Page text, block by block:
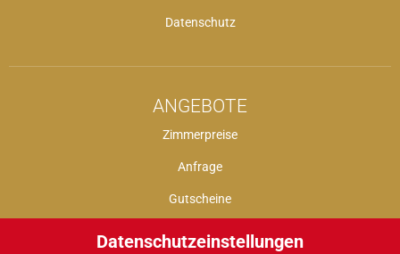
Datenschutzeinstellungen
Datenschutz
ANGEBOTE
Zimmerpreise
Anfrage
Gutscheine